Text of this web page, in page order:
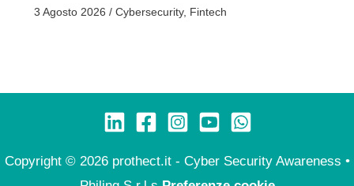
3 Agosto 2026 / Cybersecurity, Fintech
Copyright © 2026 prothect.it - Cyber Security Awareness •